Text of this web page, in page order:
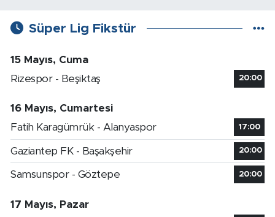
Süper Lig Fikstür
15 Mayıs, Cuma
Rizespor - Beşiktaş
20:00
16 Mayıs, Cumartesi
Fatih Karagümrük - Alanyaspor
17:00
Gaziantep FK - Başakşehir 20:00
Samsunspor - Göztepe 20:00
17 Mayıs, Pazar